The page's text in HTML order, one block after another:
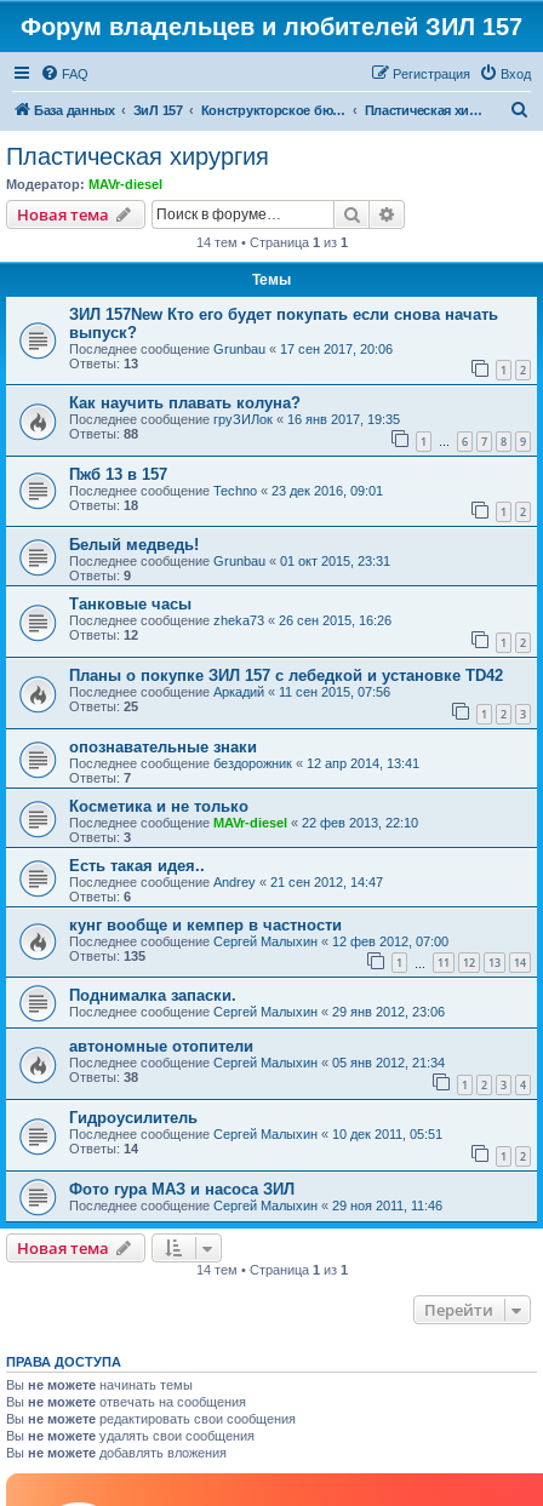
Форум владельцев и любителей ЗИЛ 157
FAQ Вход
Регистрация
База данных ЗиЛ 157 Конструкторское бюро Пластическая хирургия
Пластическая хирургия
Модератор: MAVr-diesel
Новая тема Поиск
14 тем • Страница 1 из 1
Темы
ЗИЛ 157New Кто его будет покупать если снова начать
выпуск?
Последнее сообщение Grunbau « 17 сен 2017, 20:06
Ответы: 13 1 2
Как научить плавать колуна?
Последнее сообщение груЗИЛок « 16 янв 2017, 19:35
Ответы: 88 1 … 6 7 8 9
Пжб 13 в 157
Последнее сообщение Techno « 23 дек 2016, 09:01
Ответы: 18 1 2
Белый медведь!
Последнее сообщение Grunbau « 01 окт 2015, 23:31
Ответы: 9
Танковые часы
Последнее сообщение zheka73 « 26 сен 2015, 16:26
Ответы: 12 1 2
Планы о покупке ЗИЛ 157 с лебедкой и установке TD42
Последнее сообщение Аркадий « 11 сен 2015, 07:56
Ответы: 25 1 2 3
опознавательные знаки
Последнее сообщение бездорожник « 12 апр 2014, 13:41
Ответы: 7
Косметика и не только
Последнее сообщение MAVr-diesel « 22 фев 2013, 22:10
Ответы: 3
Есть такая идея..
Последнее сообщение Andrey « 21 сен 2012, 14:47
Ответы: 6
кунг вообще и кемпер в частности
Последнее сообщение Сергей Малыхин « 12 фев 2012, 07:00
Ответы: 135 1 11 12 13 14
Поднималка запаски.
Последнее сообщение Сергей Малыхин « 29 янв 2012, 23:06
автономные отопители
Последнее сообщение Сергей Малыхин « 05 янв 2012, 21:34
Ответы: 38 1 2 3 4
Гидроусилитель
Последнее сообщение Сергей Малыхин « 10 дек 2011, 05:51
Ответы: 14 1 2
Фото гура МАЗ и насоса ЗИЛ
Последнее сообщение Сергей Малыхин « 29 ноя 2011, 11:46
Новая тема
14 тем • Страница 1 из 1
Перейти
ПРАВА ДОСТУПА
Вы не можете начинать темы
Вы не можете отвечать на сообщения
Вы не можете редактировать свои сообщения
Вы не можете удалять свои сообщения
Вы не можете добавлять вложения